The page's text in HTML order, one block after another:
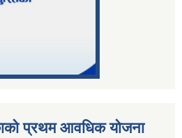
प्रथम आवधिक योजना